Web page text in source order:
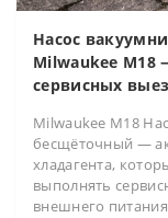
Насос
Milwaukee M18
сервисных
Milwaukee M18
бесщёточный —
хладагента,
выполнять
внешнего